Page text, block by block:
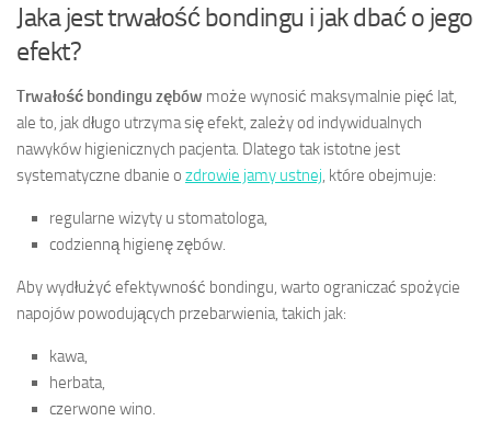
Jaka jest trwałość bondingu i jak dbać o jego
efekt?
Trwałość bondingu zębów może wynosić maksymalnie pięć lat,
ale to, jak długo utrzyma się efekt, zależy od indywidualnych
nawyków higienicznych pacjenta. Dlatego tak istotne jest
systematyczne dbanie o zdrowie jamy ustnej, które obejmuje:
regularne wizyty u stomatologa,
codzienną higienę zębów.
Aby wydłużyć efektywność bondingu, warto ograniczać spożycie
napojów powodujących przebarwienia, takich jak:
kawa,
herbata,
czerwone wino.